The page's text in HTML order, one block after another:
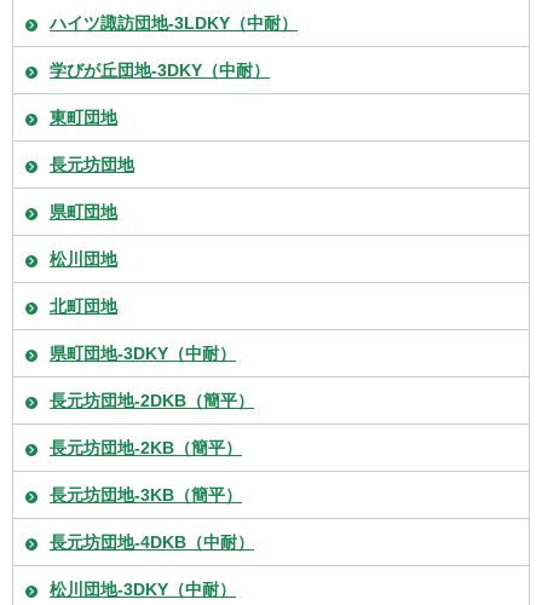
ハイツ諏訪団地-3LDKY（中耐）
学びが丘団地-3DKY（中耐）
東町団地
長元坊団地
県町団地
松川団地
北町団地
県町団地-3DKY（中耐）
長元坊団地-2DKB（簡平）
長元坊団地-2KB（簡平）
長元坊団地-3KB（簡平）
長元坊団地-4DKB（中耐）
松川団地-3DKY（中耐）